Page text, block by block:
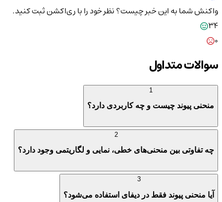
واکنش شما به این خبر چیست؟نظر خود را با ری‌اکشن ثبت کنید.
34
سوالات متداول
منحنی پیوند چیست و چه کاربردی دارد؟
چه تفاوتی بین منحنی‌های خطی، نمایی و لگاریتمی وجود دارد؟
آیا منحنی پیوند فقط در دیفای استفاده می‌شود؟